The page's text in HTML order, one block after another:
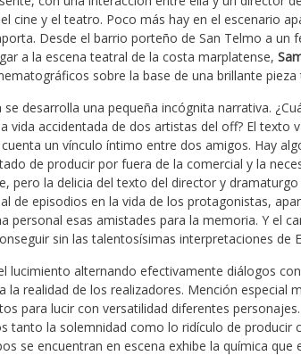
cine y el teatro. Poco más hay en el escenario
Desde el barrio porteño de San Telmo a un
a la escena teatral de la costa marplatense,
sobre la base de una brillante pieza
desarrolla una pequeña incógnita narrativa.
vida accidentada de dos artistas del off? El
un vínculo íntimo entre dos amigos. Hay
de producir por fuera de la comercial y la
pero la delicia del texto del director y
de episodios en la vida de los protagonistas,
personal esas amistades para la memoria. Y el
sin las talentosísimas interpretaciones de
lucimiento alternando efectivamente diálogos
la realidad de los realizadores. Mención especial
para lucir con versatilidad diferentes
tanto la solemnidad como lo ridículo de producir
se encuentran en escena exhibe la química